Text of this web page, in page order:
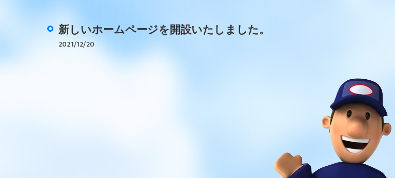
新しいホームページを開設いたしました。
2021/12/20